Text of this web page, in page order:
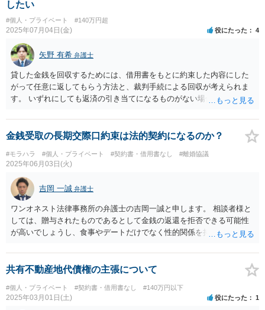
したい
#個人・プライベート #140万円超
2025年07月04日(金) 役にたった 4
矢野 有希 弁護士
貸した金銭を回収するためには、借用書をもとに約束した内容にした
がって任意に返してもらう方法と、裁判手続による回収が考えられま
す。 いずれにしても返済の引き当てになるものがない場合、回収は困
して給与差押えを検討することにはなります）。 ただ、この手続を経
ても弟さんが反省してくれるかまでは担保できるものではありませ
ってしまいます。
金銭受取の長期交際口約束は法的契約になるのか？
#モラハラ #個人・プライベート #契約書・借用書なし #離婚協議
2025年06月03日(火)
吉岡 一誠 弁護士
ワンオネスト法律事務所の弁護士の吉岡一誠と申します。 相談者様と
しては、贈与されたものであるとして金銭の返還を拒否できる可能性
が高いでしょうし、食事やデートだけでなく性的関係を持つことも契
として金銭の返還を拒否することもできるでしょうから、仮に相手方
が感情的になって濫訴的に裁判を起こしてきたとしても、あまり心配
論書面も提出せずにいると相手方の言い分が認められて判決が下りて
しまうおそれがあるため、無視は禁物です)。 なお、相談者様自身で相
共有不動産地代債権の主張について
#個人・プライベート #契約書・借用書なし #140万円以下
2025年03月01日(土) 役にたった 1